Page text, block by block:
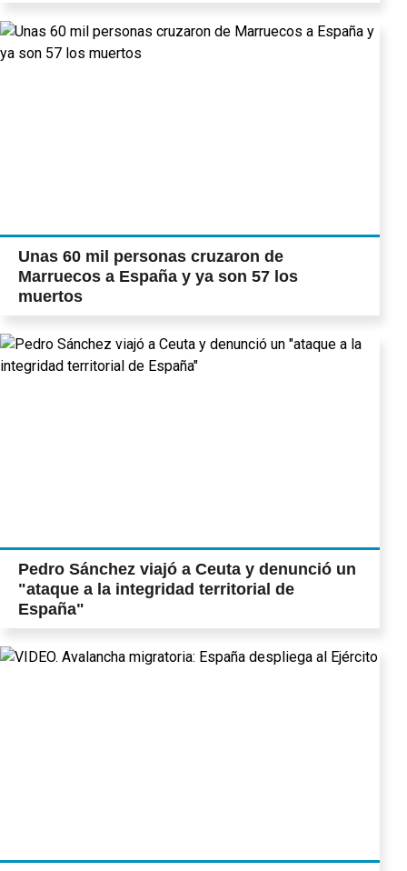
Unas 60 mil personas cruzaron de
Marruecos a España y ya son 57 los
muertos
Pedro Sánchez viajó a Ceuta y denunció un
"ataque a la integridad territorial de
España"